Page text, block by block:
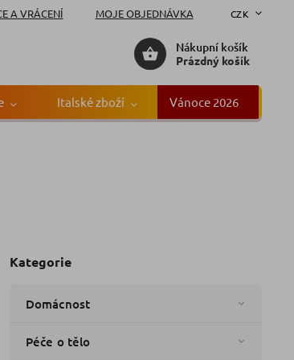
A VRÁCENÍ MOJE OBJEDNÁVKA CZK
Nákupní košík
Prázdný košík
Italské zboží Vánoce 2026
Kategorie
Domácnost
Péče o tělo